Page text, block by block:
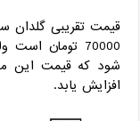
70000 تومان
افزایش یابد.